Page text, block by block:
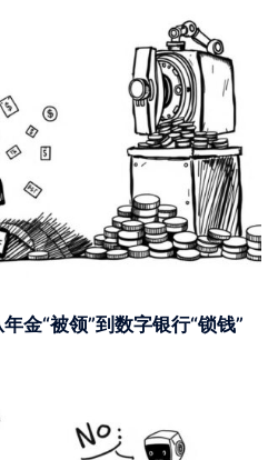
金“被领”到数字银行“锁钱”